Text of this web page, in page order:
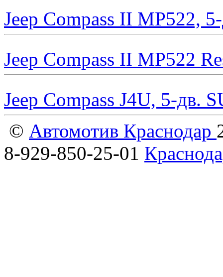
Jeep Compass II MP522,
Jeep Compass II MP522
Jeep Compass J4U, 5-дв.
© Автомотив Краснодар
8-929-850-25-01